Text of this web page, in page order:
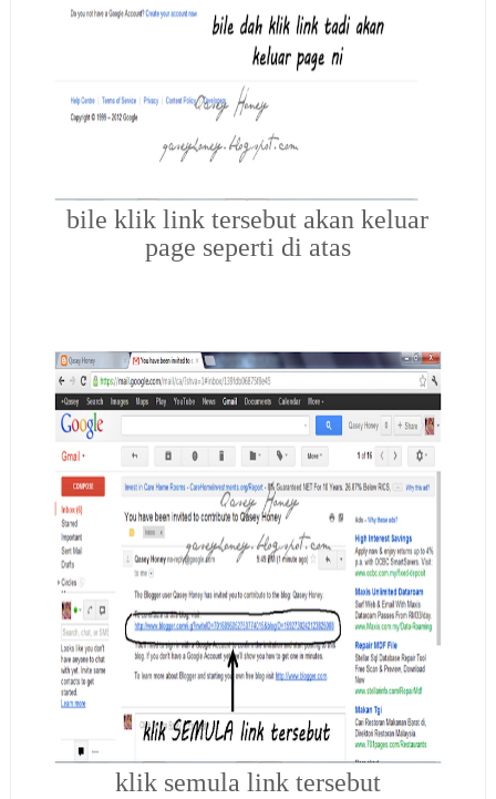
bile klik link tersebut akan keluar
page seperti di atas
klik semula link tersebut